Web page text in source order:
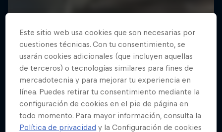
Este sitio web usa cookies que son necesarias por
cuestiones técnicas. Con tu consentimiento, se
usarán cookies adicionales (que incluyen aquellas
de terceros) o tecnologías similares para fines de
mercadotecnia y para mejorar tu experiencia en
línea. Puedes retirar tu consentimiento mediante la
configuración de cookies en el pie de página en
todo momento. Para mayor información, consulta la
Política de privacidad y la Configuración de cookies